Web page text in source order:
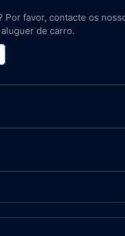
Por favor, contacte os
de carro.